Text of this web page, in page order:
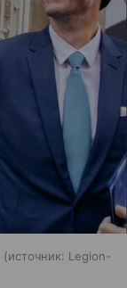
источник: Legion-